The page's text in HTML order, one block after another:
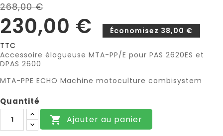
268,00 €
230,00 €
Économisez 38,00 €
TTC
Accessoire élagueuse MTA-PP/E pour PAS 2620ES et
DPAS 2600
MTA-PPE ECHO Machine motoculture combisystem
Quantité
 Ajouter au panier